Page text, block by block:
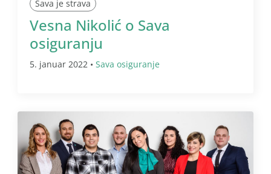
Sava je strava
Vesna Nikolić o Sava
osiguranju
5. januar 2022 • Sava osiguranje